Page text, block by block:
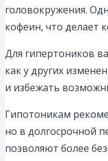
головокружения.
кофеин, что делает
Для гипертоников
как у других
и избежать
Гипотоникам
но в долгосрочной
позволяют более